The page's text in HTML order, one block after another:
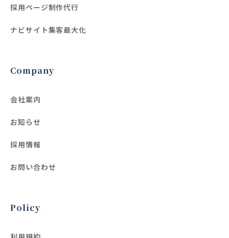
採用ページ制作代行
ナビサイト集客最大化
Company
会社案内
お知らせ
採用情報
お問い合わせ
Policy